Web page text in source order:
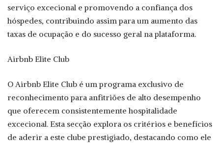
serviço excecional e promovendo a confiança dos
hóspedes, contribuindo assim para um aumento das
taxas de ocupação e do sucesso geral na plataforma.
Airbnb Elite Club
O Airbnb Elite Club é um programa exclusivo de
reconhecimento para anfitriões de alto desempenho
que oferecem consistentemente hospitalidade
excecional. Esta secção explora os critérios e benefícios
de aderir a este clube prestigiado, destacando como ele